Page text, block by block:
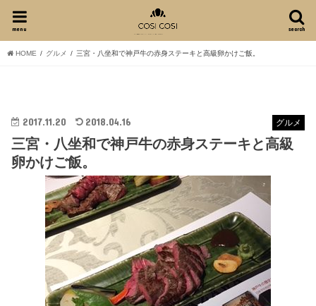
search
menu
HOME グルメ 三宮・八坐和で神戸牛の赤身ステーキと高級卵かけご飯。
グルメ
2017.11.20 2018.04.16
三宮・八坐和で神戸牛の赤身ステーキと高級
卵かけご飯。